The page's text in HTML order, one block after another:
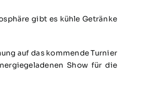
gibt es kühle Getränke
auf das kommende Turnier
Show für die